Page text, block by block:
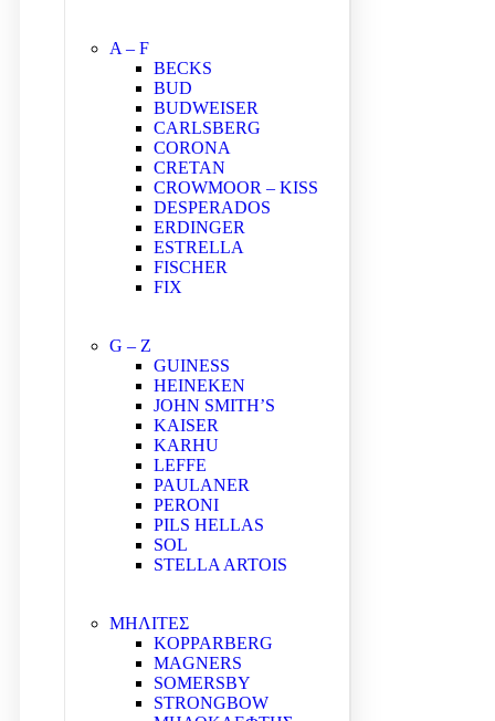
A – F
BECKS
BUD
BUDWEISER
CARLSBERG
CORONA
CRETAN
CROWMOOR – KISS
DESPERADOS
ERDINGER
ESTRELLA
FISCHER
FIX
G – Z
GUINESS
HEINEKEN
JOHN SMITH’S
KAISER
KARHU
LEFFE
PAULANER
PERONI
PILS HELLAS
SOL
STELLA ARTOIS
ΜΗΛΙΤΕΣ
KOPPARBERG
MAGNERS
SOMERSBY
STRONGBOW